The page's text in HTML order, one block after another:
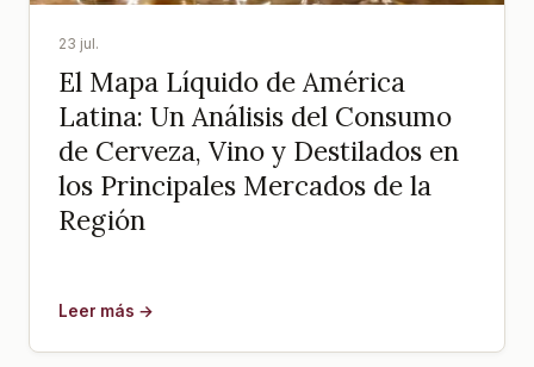
23 jul.
El Mapa Líquido de América
Latina: Un Análisis del Consumo
de Cerveza, Vino y Destilados en
los Principales Mercados de la
Región
Leer más →